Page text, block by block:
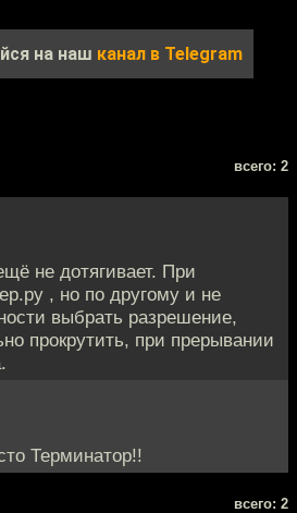
на наш канал в Telegram
всего: 2
не дотягивает. При
, но по другому и не
выбрать разрешение,
прокрутить, при прерывании
Терминатор!!
всего: 2